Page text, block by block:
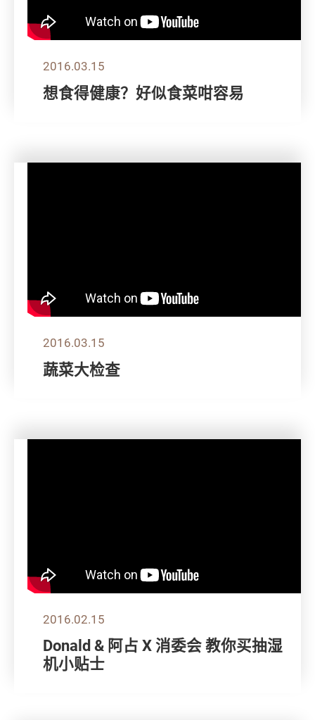
2016.03.15
想食得健康？好似食菜咁容易
2016.03.15
蔬菜大检查
2016.02.15
Donald & 阿占 X 消委会 教你买抽湿
机小贴士